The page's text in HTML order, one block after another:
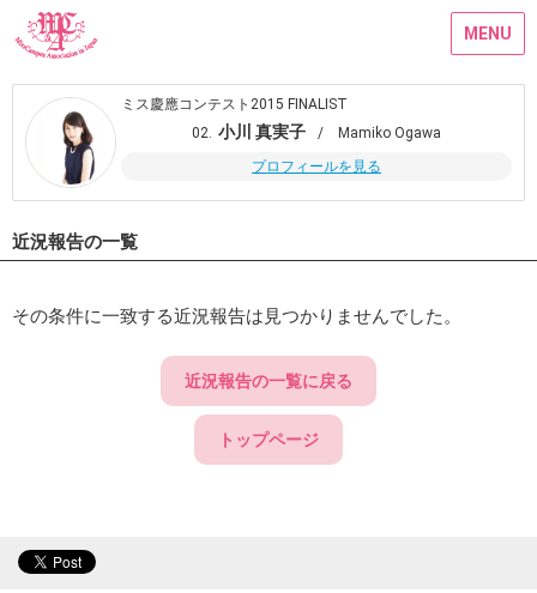
MENU
ミス慶應コンテスト2015 FINALIST
02. 小川 真実子
/ Mamiko Ogawa
プロフィールを見る
近況報告の一覧
その条件に一致する近況報告は見つかりませんでした。
近況報告の一覧に戻る
トップページ